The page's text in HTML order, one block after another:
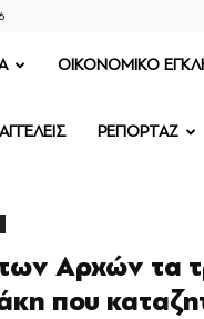
OIKONOMIKO
ΡΕΠΟΡΤΑΖ
Αρχών τα
που